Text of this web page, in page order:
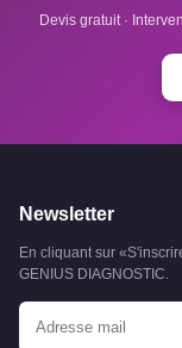
Devis gratuit ·
Newsletter
En cliquant sur
GENIUS DIAGNOSTIC.